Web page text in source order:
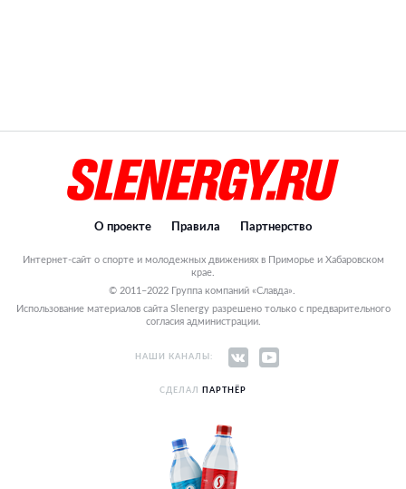
О проекте Правила Партнерство
Интернет-сайт о спорте и молодежных движениях в Приморье и Хабаровском
крае.
© 2011–2022 Группа компаний «Славда».
Использование материалов сайта Slenergy разрешено только с предварительного
согласия администрации.
НАШИ КАНАЛЫ:
СДЕЛАЛ ПАРТНЁР